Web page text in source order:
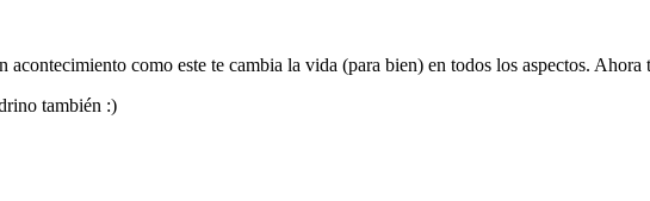
acontecimiento como este te cambia la vida (para bien) en todos los aspectos.
también :)